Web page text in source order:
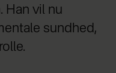
Han vil nu
sundhed,